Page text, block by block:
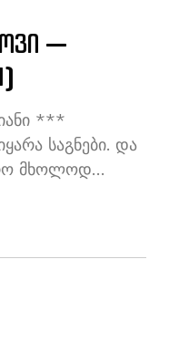
—
***
საგნები. და
მხოლოდ
1908 *** მე არ